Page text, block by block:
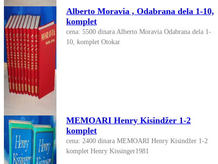
Alberto Moravia , Odabrana dela 1-10,
komplet
cena: 5500 dinara Alberto Moravia Odabrana dela 1-
10, komplet Otokar
MEMOARI Henry Kisindžer 1-2
komplet
cena: 2400 dinara MEMOARI Henry Kisindžer 1-2
komplet Henry Kissinger1981